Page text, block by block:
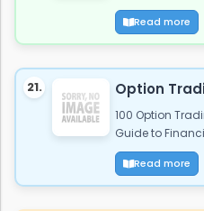
Read more
21. Option
100 Option
Guide to
Read more